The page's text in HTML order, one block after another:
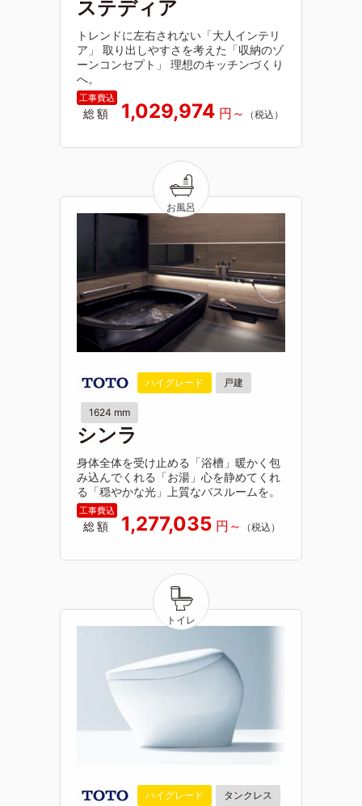
ステディア
トレンドに左右されない「大人インテリ
ア」 取り出しやすさを考えた「収納のゾ
ーンコンセプト」 理想のキッチンづくり
へ。
総額 1,029,974
ハイグレード 戸建
1624 mm
シンラ
身体全体を受け止める「浴槽」暖かく包
み込んでくれる「お湯」心を静めてくれ
る「穏やかな光」上質なバスルームを。
総額 1,277,035
ハイグレード タンクレス